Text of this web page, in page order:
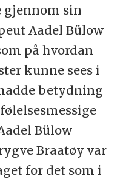
gjennom sin
Aadel Bülow
på hvordan
kunne sees i
betydning
Bülow
Braatøy var
for det som i